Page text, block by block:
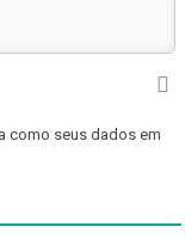
como seus dados em